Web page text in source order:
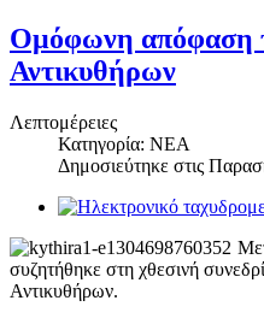
Ομόφωνη απόφαση
Αντικυθήρων
Λεπτομέρειες
Κατηγορία: ΝΕΑ
Δημοσιεύτηκε στις
συζητήθηκε στη χθεσινή
Αντικυθήρων.